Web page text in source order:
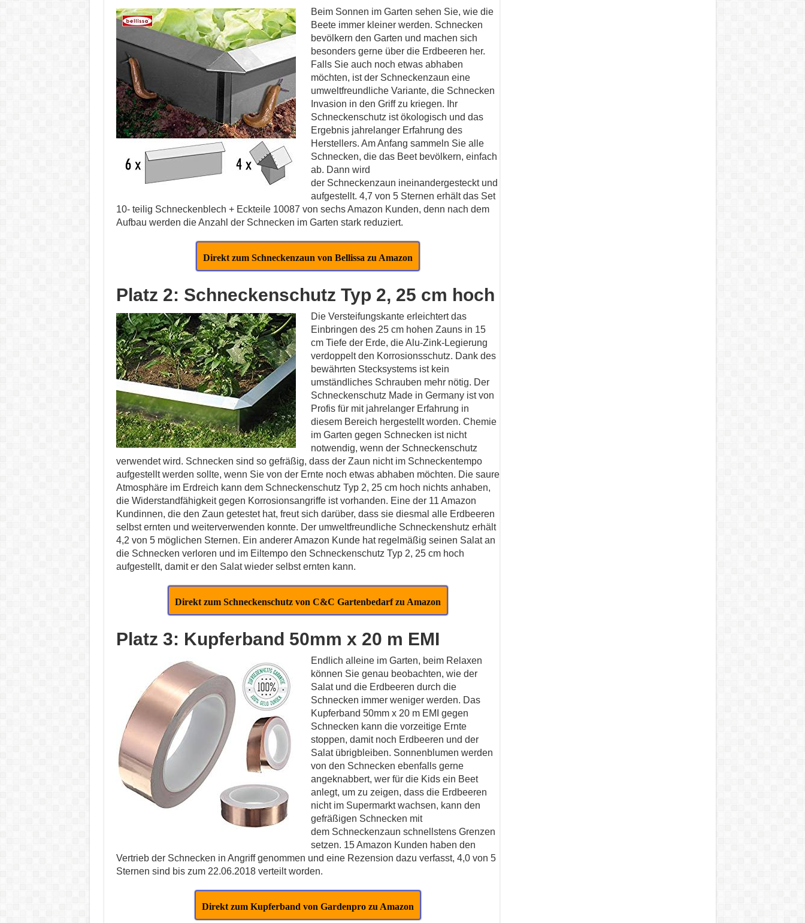
Beim Sonnen im Garten sehen Sie, wie die
Beete immer kleiner werden. Schnecken
bevölkern den Garten und machen sich
besonders gerne über die Erdbeeren her.
Falls Sie auch noch etwas abhaben
möchten, ist der Schneckenzaun eine
umweltfreundliche Variante, die Schnecken
Invasion in den Griff zu kriegen. Ihr
Schneckenschutz ist ökologisch und das
Ergebnis jahrelanger Erfahrung des
Herstellers. Am Anfang sammeln Sie alle
Schnecken, die das Beet bevölkern, einfach
ab. Dann wird
der Schneckenzaun ineinandergesteckt und
aufgestellt. 4,7 von 5 Sternen erhält das Set
10- teilig Schneckenblech + Eckteile 10087 von sechs Amazon Kunden, denn nach dem
Aufbau werden die Anzahl der Schnecken im Garten stark reduziert.
Direkt zum Schneckenzaun von Bellissa zu Amazon
Platz 2: Schneckenschutz Typ 2, 25 cm hoch
Die Versteifungskante erleichtert das
Einbringen des 25 cm hohen Zauns in 15
cm Tiefe der Erde, die Alu-Zink-Legierung
verdoppelt den Korrosionsschutz. Dank des
bewährten Stecksystems ist kein
umständliches Schrauben mehr nötig. Der
Schneckenschutz Made in Germany ist von
Profis für mit jahrelanger Erfahrung in
diesem Bereich hergestellt worden. Chemie
im Garten gegen Schnecken ist nicht
notwendig, wenn der Schneckenschutz
verwendet wird. Schnecken sind so gefräßig, dass der Zaun nicht im Schneckentempo
aufgestellt werden sollte, wenn Sie von der Ernte noch etwas abhaben möchten. Die saure
Atmosphäre im Erdreich kann dem Schneckenschutz Typ 2, 25 cm hoch nichts anhaben,
die Widerstandfähigkeit gegen Korrosionsangriffe ist vorhanden. Eine der 11 Amazon
Kundinnen, die den Zaun getestet hat, freut sich darüber, dass sie diesmal alle Erdbeeren
selbst ernten und weiterverwenden konnte. Der umweltfreundliche Schneckenshutz erhält
4,2 von 5 möglichen Sternen. Ein anderer Amazon Kunde hat regelmäßig seinen Salat an
die Schnecken verloren und im Eiltempo den Schneckenschutz Typ 2, 25 cm hoch
aufgestellt, damit er den Salat wieder selbst ernten kann.
Direkt zum Schneckenschutz von C&C Gartenbedarf zu Amazon
Platz 3: Kupferband 50mm x 20 m EMI
Endlich alleine im Garten, beim Relaxen
können Sie genau beobachten, wie der
Salat und die Erdbeeren durch die
Schnecken immer weniger werden. Das
Kupferband 50mm x 20 m EMI gegen
Schnecken kann die vorzeitige Ernte
stoppen, damit noch Erdbeeren und der
Salat übrigbleiben. Sonnenblumen werden
von den Schnecken ebenfalls gerne
angeknabbert, wer für die Kids ein Beet
anlegt, um zu zeigen, dass die Erdbeeren
nicht im Supermarkt wachsen, kann den
gefräßigen Schnecken mit
dem Schneckenzaun schnellstens Grenzen
setzen. 15 Amazon Kunden haben den
Vertrieb der Schnecken in Angriff genommen und eine Rezension dazu verfasst, 4,0 von 5
Sternen sind bis zum 22.06.2018 verteilt worden.
Direkt zum Kupferband von Gardenpro zu Amazon